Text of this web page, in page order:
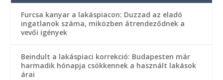
Furcsa kanyar a lakáspiacon: Duzzad az eladó
ingatlanok száma, miközben átrendeződnek a
vevői igények
Beindult a lakáspiaci korrekció: Budapesten már
harmadik hónapja csökkennek a használt lakások
árai